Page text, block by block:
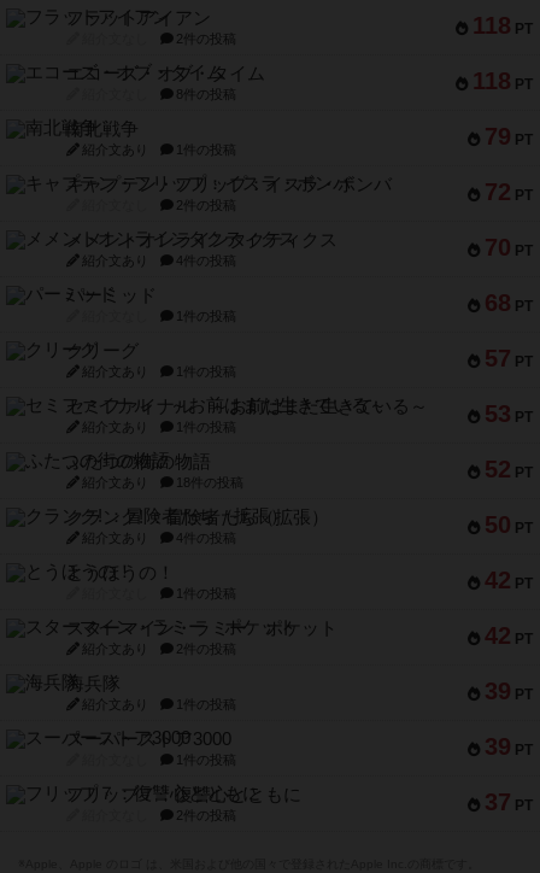
118 PT
フラットアイアン
2件の投稿
118 PT
エコーズ・オブ・タイム
8件の投稿
79 PT
南北戦争
紹介文あり 1件の投稿
72 PT
キャプテン・フリップ：イスラ・ボンバ
2件の投稿
70 PT
メメントオンラインタクティクス
紹介文あり 4件の投稿
68 PT
パーミッド
1件の投稿
57 PT
クリーグ
紹介文あり 1件の投稿
53 PT
セミファイナル ～お前はまだ生きている～
紹介文あり 1件の投稿
52 PT
ふたつの街の物語
紹介文あり 18件の投稿
50 PT
クランク! ：冒険者たち（拡張）
紹介文あり 4件の投稿
42 PT
とうほうの！
1件の投稿
42 PT
スターマイン・ラミー ポケット
紹介文あり 2件の投稿
39 PT
海兵隊
紹介文あり 1件の投稿
39 PT
スーパーストア3000
1件の投稿
37 PT
フリップ７：復讐心とともに
2件の投稿